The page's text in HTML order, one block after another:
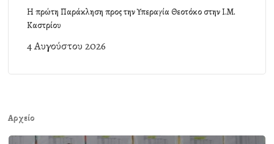
Η πρώτη Παράκληση προς την Υπεραγία Θεοτόκο στην Ι.Μ.
Καστρίου
4 Αυγούστου 2026
Αρχείο